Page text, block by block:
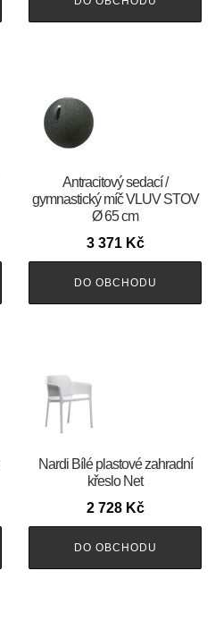
Antracitový sedací /
gymnastický míč VLUV STOV
Ø 65 cm
3 371 Kč
DO OBCHODU
Nardi Bílé plastové zahradní
křeslo Net
2 728 Kč
DO OBCHODU